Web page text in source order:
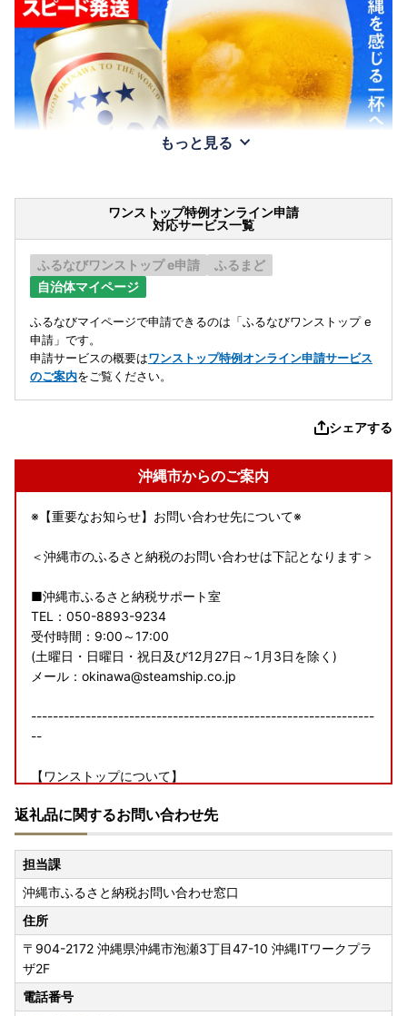
もっと見る
ワンストップ特例オンライン申請
対応サービス一覧
ふるなびワンストップ e申請
ふるまど
自治体マイページ
ふるなびマイページで申請できるのは「ふるなびワンストップ e
申請」です。
申請サービスの概要はワンストップ特例オンライン申請サービス
のご案内をご覧ください。
シェアする
沖縄市からのご案内
※【重要なお知らせ】お問い合わせ先について※
＜沖縄市のふるさと納税のお問い合わせは下記となります＞
■沖縄市ふるさと納税サポート室
TEL：050-8893-9234
受付時間：9:00～17:00
(土曜日・日曜日・祝日及び12月27日～1月3日を除く)
メール：okinawa@steamship.co.jp
---------------------------------------------------------------
--
【ワンストップについて】
です。添付書類と合わせて期限内に下記へご郵送下さい。
〒904-8501
沖縄県沖縄市仲宗根町26－1
沖縄市役所 経済文化部 観光スポーツ振興課 宛
▼▼▼下記よりダウンロード頂けます▼▼▼
・ワンストップ特例申請書
https://okifuru.com/onestop.pdf
返礼品に関するお問い合わせ先
担当課
沖縄市ふるさと納税お問い合わせ窓口
住所
〒904-2172 沖縄県沖縄市泡瀬3丁目47-10 沖縄ITワークプラ
ザ2F
電話番号